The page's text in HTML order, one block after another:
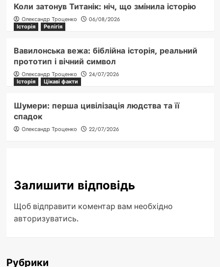
Коли затонув Титанік: ніч, що змінила історію
Олександр Троценко
06/08/2026
Історія
Релігія
Вавилонська вежа: біблійна історія, реальний
прототип і вічний символ
Олександр Троценко
24/07/2026
Історія
Цікаві факти
Шумери: перша цивілізація людства та її
спадок
Олександр Троценко 22/07/2026
Залишити відповідь
Щоб відправити коментар вам необхідно
авторизуватись.
Рубрики